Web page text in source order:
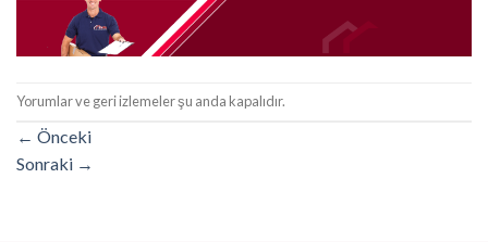
Yorumlar ve geri izlemeler şu anda kapalıdır.
← Önceki
Sonraki →